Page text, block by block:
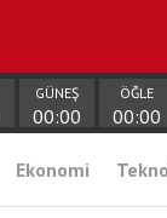
GÜNEŞ
00:00
ÖĞLE
00:00
Ekonomi